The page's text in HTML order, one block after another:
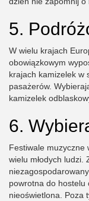
5.
W wielu krajach
obowiązkowym
krajach kamizelek w
pasażerów.
kamizelek
6.
Festiwale muzyczne
wielu młodych ludzi.
powrotna do hostelu
nieoświetlona. Poza